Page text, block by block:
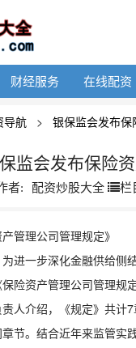
财经服务 在线配资
导航 > 银保监会发布
监会发布保险
者: 配资炒股大全 栏
管理公司管理规定》
进一步深化金融供给侧
险资产管理公司管理规
人介绍，《规定》共计
节。结合近年来监管实